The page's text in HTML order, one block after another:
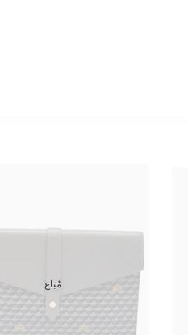
مُباع